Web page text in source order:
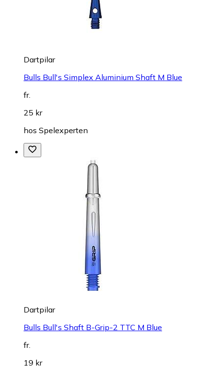
Dartpilar
Bulls Bull's Simplex Aluminium Shaft M Blue
fr.
25 kr
hos Spelexperten
Dartpilar
Bulls Bull's Shaft B-Grip-2 TTC M Blue
fr.
19 kr